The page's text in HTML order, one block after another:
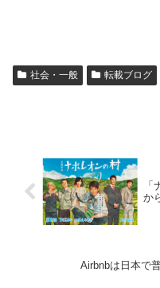
社会・一般 転載ブログ
か
Airbnbは日本で